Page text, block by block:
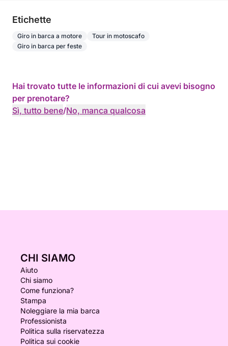
Etichette
Giro in barca a motore
Tour in motoscafo
Giro in barca per feste
Hai trovato tutte le informazioni di cui avevi bisogno
per prenotare?
Sì, tutto bene/No, manca qualcosa
CHI SIAMO
Aiuto
Chi siamo
Come funziona?
Stampa
Noleggiare la mia barca
Professionista
Politica sulla riservatezza
Politica sui cookie